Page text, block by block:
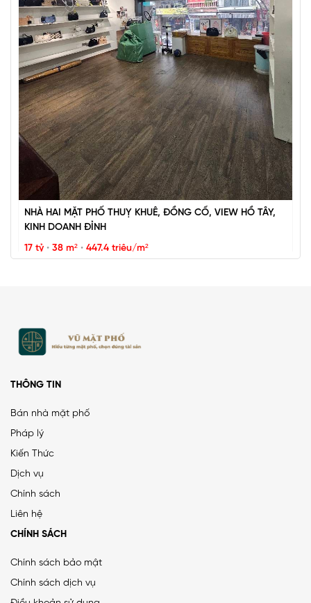
BÁN ĐẢO VŨ MIÊN, SIÊU PHẨM MẶT HỒ TÂY, 2 THOÁNG,
NHÀ DÂN XÂY
67 tỷ•57 m²•1.2 tỷ/m²
Vũ Miên
PHÂN LÔ LẠC TRUNG 2 Ô TÔ DỪNG ĐỖ, VỈA HÈ, DÂN XÂY
Lạc Trung
NHÀ HAI MẶT PHỐ THUỴ KHUÊ, ĐỒNG CỔ, VIEW HỒ TÂY,
KINH DOANH ĐỈNH
17 tỷ • 38 m² • 447.4 triệu/m²
MẶT ĐƯỜNG VÀNH ĐAI 1, LÔ GÓC, MẶT TIỀN 8.8M, ĐƯỜNG
THÔNG TIN
Bán nhà mặt phố
Pháp lý
Kiến Thức
Dịch vụ
Chính sách
Liên hệ
CHÍNH SÁCH
Chính sách bảo mật
Chính sách dịch vụ